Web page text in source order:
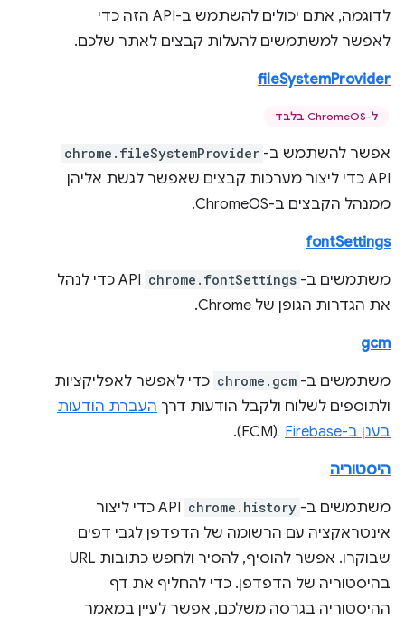
לדוגמה, אתם יכולים להשתמש ב-API הזה כדי
לאפשר למשתמשים להעלות קבצים לאתר שלכם.
fileSystemProvider
ל-ChromeOS בלבד
אפשר להשתמש ב- chrome.fileSystemProvider
API כדי ליצור מערכות קבצים שאפשר לגשת אליהן
ממנהל הקבצים ב-ChromeOS.
fontSettings
משתמשים ב- chrome.fontSettings
API כדי לנהל
את הגדרות הגופן של Chrome.
gcm
משתמשים ב- chrome.gcm כדי לאפשר לאפליקציות
ולתוספים לשלוח ולקבל הודעות דרך העברת הודעות
בענן ב-Firebase
‏ (FCM).
היסטוריה
משתמשים ב- chrome.history
API כדי ליצור
אינטראקציה עם הרשומה של הדפדפן לגבי דפים
שבוקרו. אפשר להוסיף, להסיר ולחפש כתובות URL
בהיסטוריה של הדפדפן. כדי להחליף את דף
ההיסטוריה בגרסה משלכם, אפשר לעיין במאמר